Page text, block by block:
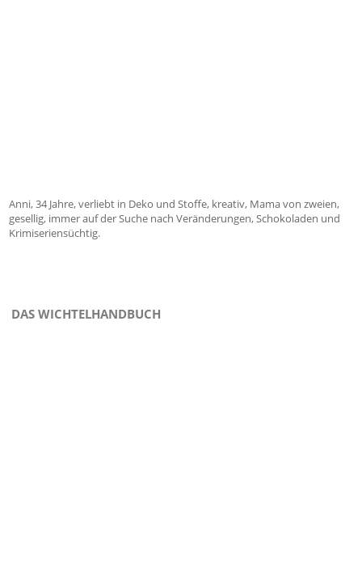
Anni, 34 Jahre, verliebt in Deko und Stoffe, kreativ, Mama von zweien,
gesellig, immer auf der Suche nach Veränderungen, Schokoladen und
Krimiseriensüchtig.
DAS WICHTELHANDBUCH